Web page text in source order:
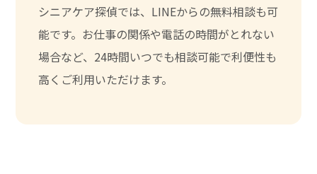
シニアケア探偵では、LINEからの無料相談も可
能です。お仕事の関係や電話の時間がとれない
場合など、24時間いつでも相談可能で利便性も
高くご利用いただけます。